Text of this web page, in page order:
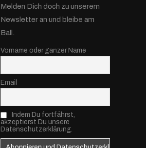
Melden Dich doch zu unserem
Newsletter an und bleibe am
Ball.
Vorname oder ganzer Name
Email
Indem Du fortfährst,
akzeptierst Du unsere
Datenschutzerklärung.